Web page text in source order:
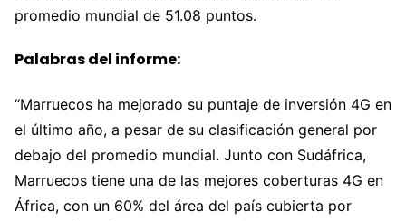
promedio mundial de 51.08 puntos.
Palabras del informe:
“Marruecos ha mejorado su puntaje de inversión 4G en
el último año, a pesar de su clasificación general por
debajo del promedio mundial. Junto con Sudáfrica,
Marruecos tiene una de las mejores coberturas 4G en
África, con un 60% del área del país cubierta por